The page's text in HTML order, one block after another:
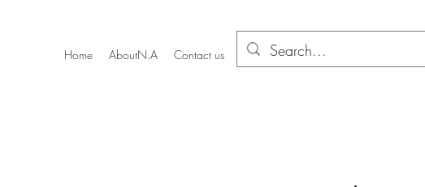
Home AboutN.A Contact us Renovation Business